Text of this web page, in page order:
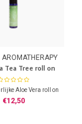
AROMATHERAPY
Tea Tree roll on
Aloe Vera roll on
€12,50